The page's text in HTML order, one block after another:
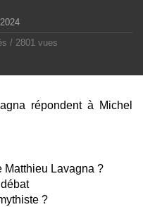
/ 2801 vues
répondent à Michel
Matthieu Lavagna ?
?